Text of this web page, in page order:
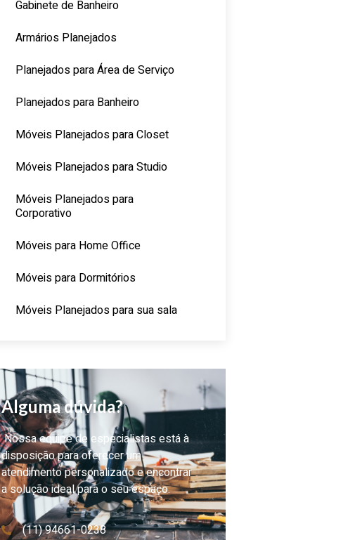
Gabinete de Banheiro
Armários Planejados
Planejados para Área de Serviço
Planejados para Banheiro
Móveis Planejados para Closet
Móveis Planejados para Studio
Móveis Planejados para
Corporativo
Móveis para Home Office
Móveis para Dormitórios
Móveis Planejados para sua sala
Alguma dúvida?
Nossa equipe de especialistas está à
disposição para oferecer um
atendimento personalizado e encontrar
a solução ideal para o seu espaço.
(11) 94661-0238